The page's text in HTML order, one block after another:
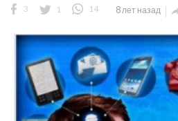
3 1 14 8 лет назад